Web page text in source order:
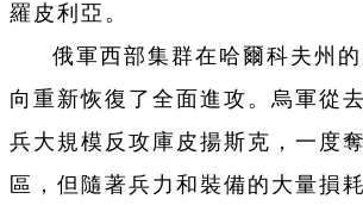
羅皮利亞。
俄軍西部集群在哈爾科夫州
向重新恢復了全面進攻。烏軍從
兵大規模反攻庫皮揚斯克，一度
區，但隨著兵力和裝備的大量損